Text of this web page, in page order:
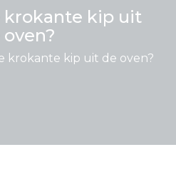
krokante kip uit
oven?
krokante kip uit de oven?